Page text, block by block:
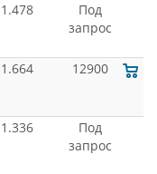
1.478
Под
запрос
1.664 12900
1.336
Под
запрос